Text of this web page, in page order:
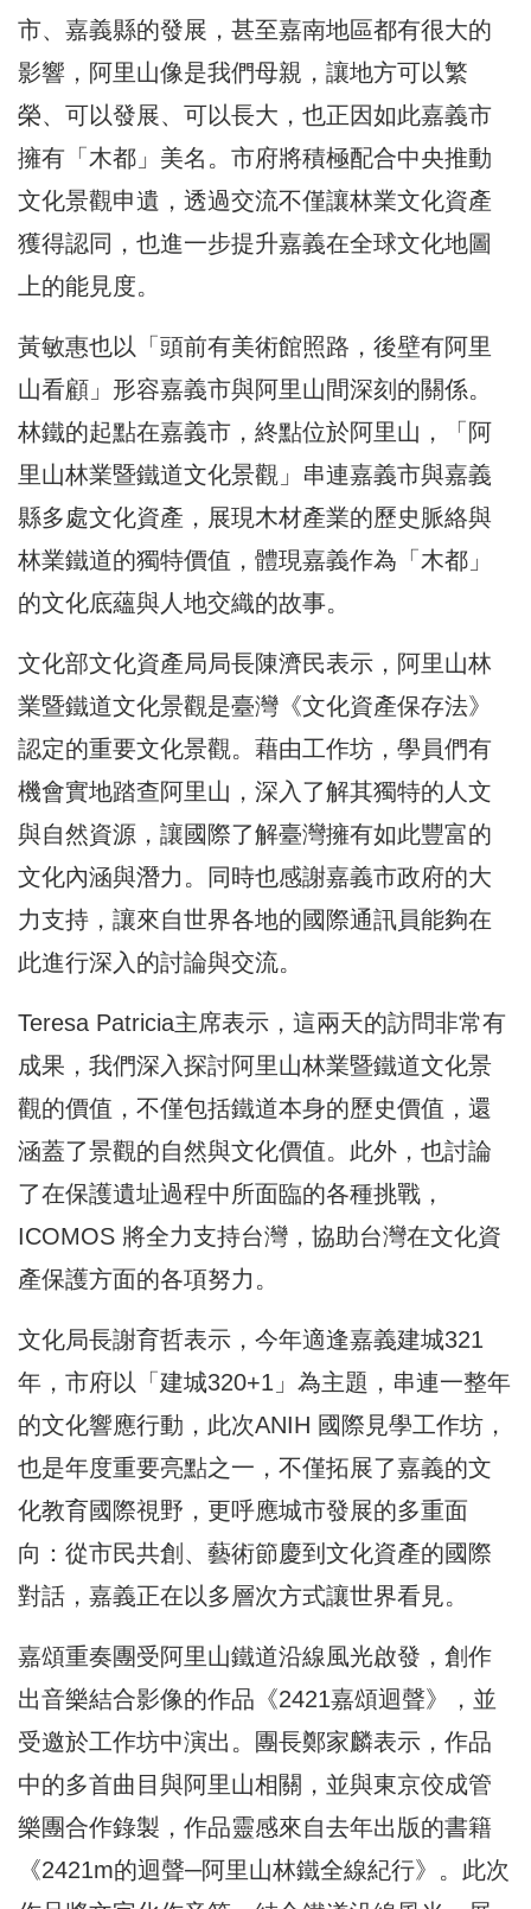
市、嘉義縣的發展，甚至嘉南地區都有很大的
影響，阿里山像是我們母親，讓地方可以繁
榮、可以發展、可以長大，也正因如此嘉義市
擁有「木都」美名。市府將積極配合中央推動
文化景觀申遺，透過交流不僅讓林業文化資產
獲得認同，也進一步提升嘉義在全球文化地圖
上的能見度。
黃敏惠也以「頭前有美術館照路，後壁有阿里
山看顧」形容嘉義市與阿里山間深刻的關係。
林鐵的起點在嘉義市，終點位於阿里山，「阿
里山林業暨鐵道文化景觀」串連嘉義市與嘉義
縣多處文化資產，展現木材產業的歷史脈絡與
林業鐵道的獨特價值，體現嘉義作為「木都」
的文化底蘊與人地交織的故事。
文化部文化資產局局長陳濟民表示，阿里山林
業暨鐵道文化景觀是臺灣《文化資產保存法》
認定的重要文化景觀。藉由工作坊，學員們有
機會實地踏查阿里山，深入了解其獨特的人文
與自然資源，讓國際了解臺灣擁有如此豐富的
文化內涵與潛力。同時也感謝嘉義市政府的大
力支持，讓來自世界各地的國際通訊員能夠在
此進行深入的討論與交流。
Teresa Patricia主席表示，這兩天的訪問非常有
成果，我們深入探討阿里山林業暨鐵道文化景
觀的價值，不僅包括鐵道本身的歷史價值，還
涵蓋了景觀的自然與文化價值。此外，也討論
了在保護遺址過程中所面臨的各種挑戰，
ICOMOS 將全力支持台灣，協助台灣在文化資
產保護方面的各項努力。
文化局長謝育哲表示，今年適逢嘉義建城321
年，市府以「建城320+1」為主題，串連一整年
的文化響應行動，此次ANIH 國際見學工作坊，
也是年度重要亮點之一，不僅拓展了嘉義的文
化教育國際視野，更呼應城市發展的多重面
向：從市民共創、藝術節慶到文化資產的國際
對話，嘉義正在以多層次方式讓世界看見。
嘉頌重奏團受阿里山鐵道沿線風光啟發，創作
出音樂結合影像的作品《2421嘉頌迴聲》，並
受邀於工作坊中演出。團長鄭家麟表示，作品
中的多首曲目與阿里山相關，並與東京佼成管
樂團合作錄製，作品靈感來自去年出版的書籍
《2421m的迴聲─阿里山林鐵全線紀行》。此次